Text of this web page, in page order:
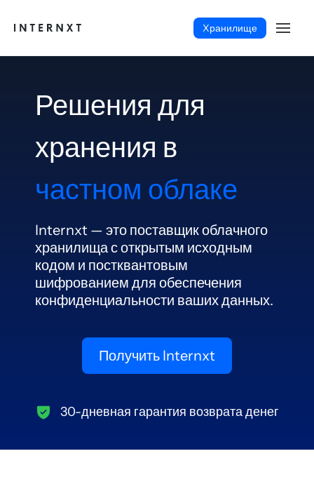
Xранилище
Русский (RU)
Решения для
хранения в
частном облаке
Internxt — это поставщик облачного
хранилища с открытым исходным
кодом и постквантовым
шифрованием для обеспечения
конфиденциальности ваших данных.
Получить Internxt
30-дневная гарантия возврата денег